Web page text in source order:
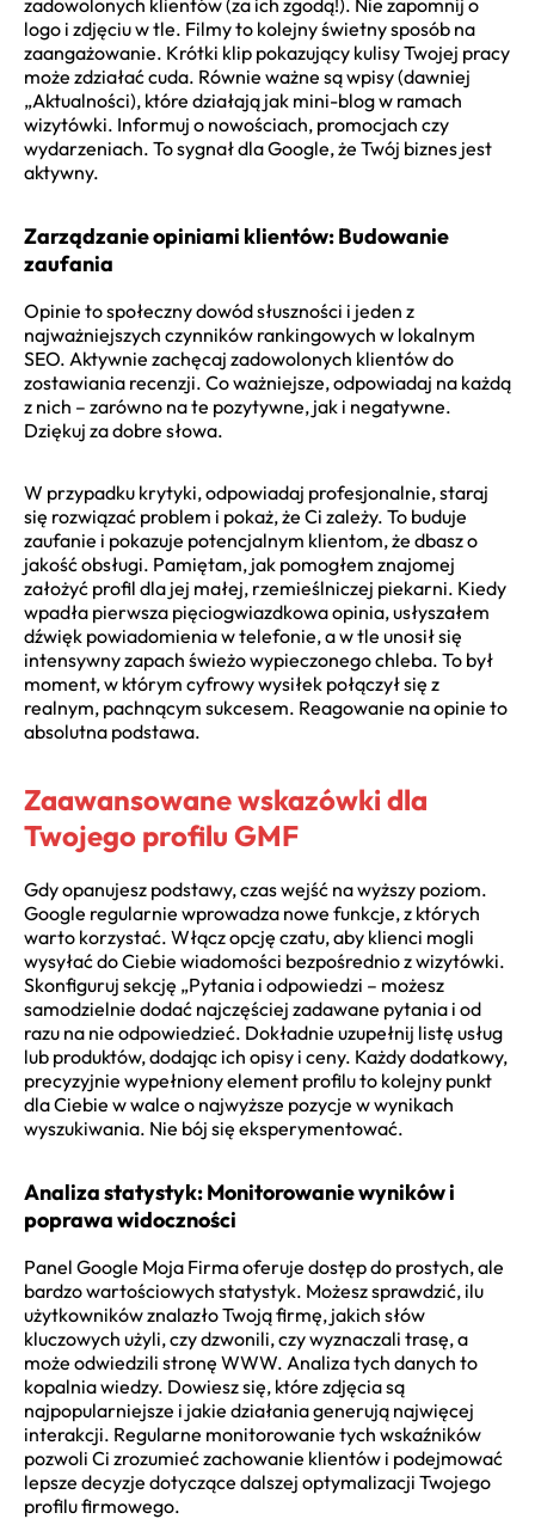
logo i zdjęciu w tle. Filmy to kolejny świetny sposób na
zaangażowanie. Krótki klip pokazujący kulisy Twojej pracy
może zdziałać cuda. Równie ważne są wpisy (dawniej
„Aktualności), które działają jak mini-blog w ramach
wizytówki. Informuj o nowościach, promocjach czy
wydarzeniach. To sygnał dla Google, że Twój biznes jest
aktywny.
Zarządzanie opiniami klientów: Budowanie
zaufania
Opinie to społeczny dowód słuszności i jeden z
najważniejszych czynników rankingowych w lokalnym
SEO. Aktywnie zachęcaj zadowolonych klientów do
zostawiania recenzji. Co ważniejsze, odpowiadaj na każdą
z nich – zarówno na te pozytywne, jak i negatywne.
Dziękuj za dobre słowa.
W przypadku krytyki, odpowiadaj profesjonalnie, staraj
się rozwiązać problem i pokaż, że Ci zależy. To buduje
zaufanie i pokazuje potencjalnym klientom, że dbasz o
jakość obsługi. Pamiętam, jak pomogłem znajomej
założyć profil dla jej małej, rzemieślniczej piekarni. Kiedy
wpadła pierwsza pięciogwiazdkowa opinia, usłyszałem
dźwięk powiadomienia w telefonie, a w tle unosił się
intensywny zapach świeżo wypieczonego chleba. To był
moment, w którym cyfrowy wysiłek połączył się z
realnym, pachnącym sukcesem. Reagowanie na opinie to
absolutna podstawa.
Zaawansowane wskazówki dla
Twojego profilu GMF
Gdy opanujesz podstawy, czas wejść na wyższy poziom.
Google regularnie wprowadza nowe funkcje, z których
warto korzystać. Włącz opcję czatu, aby klienci mogli
wysyłać do Ciebie wiadomości bezpośrednio z wizytówki.
Skonfiguruj sekcję „Pytania i odpowiedzi – możesz
samodzielnie dodać najczęściej zadawane pytania i od
razu na nie odpowiedzieć. Dokładnie uzupełnij listę usług
lub produktów, dodając ich opisy i ceny. Każdy dodatkowy,
precyzyjnie wypełniony element profilu to kolejny punkt
dla Ciebie w walce o najwyższe pozycje w wynikach
wyszukiwania. Nie bój się eksperymentować.
Analiza statystyk: Monitorowanie wyników i
poprawa widoczności
Panel Google Moja Firma oferuje dostęp do prostych, ale
bardzo wartościowych statystyk. Możesz sprawdzić, ilu
użytkowników znalazło Twoją firmę, jakich słów
kluczowych użyli, czy dzwonili, czy wyznaczali trasę, a
może odwiedzili stronę WWW. Analiza tych danych to
kopalnia wiedzy. Dowiesz się, które zdjęcia są
najpopularniejsze i jakie działania generują najwięcej
interakcji. Regularne monitorowanie tych wskaźników
pozwoli Ci zrozumieć zachowanie klientów i podejmować
lepsze decyzje dotyczące dalszej optymalizacji Twojego
profilu firmowego.